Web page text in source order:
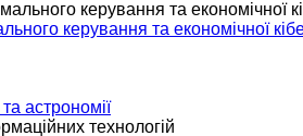
керування та економічної
астрономії